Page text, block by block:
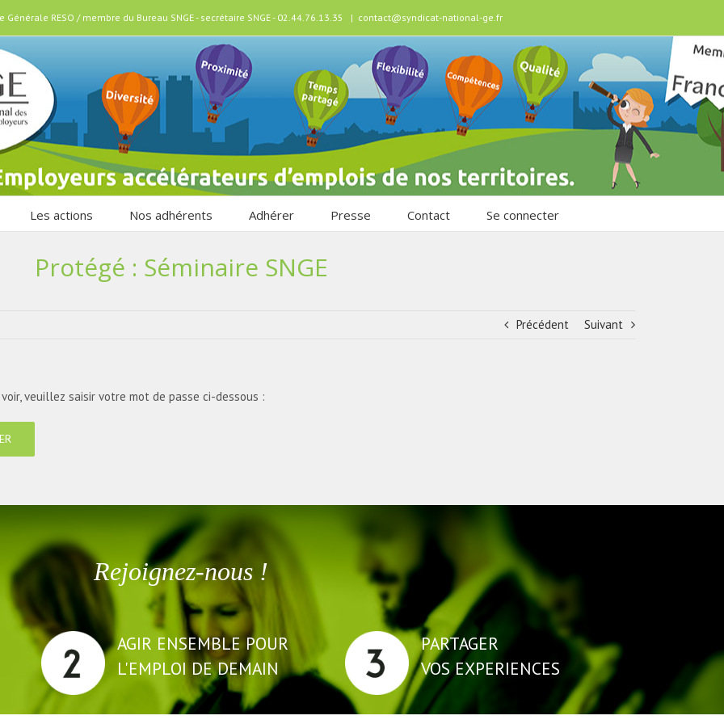
Générale RESO / membre du Bureau SNGE - secrétaire SNGE - 02.44.76.13.35 | contact@syndicat-national-ge.fr
Les actions Nos adhérents Adhérer Presse Contact Se connecter
Protégé : Séminaire SNGE
Précédent Suivant
veuillez saisir votre mot de passe ci-dessous :
Rejoignez-nous !
AGIR ENSEMBLE POUR
L'EMPLOI DE DEMAIN
PARTAGER
VOS EXPERIENCES